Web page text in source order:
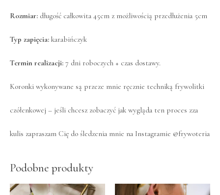
Rozmiar: długość całkowita 45cm z możliwością przedłużenia 5cm
Typ zapięcia: karabińczyk
Termin realizacji: 7 dni roboczych + czas dostawy.
Koronki wykonywane są przeze mnie ręcznie techniką frywolitki
czółenkowej – jeśli chcesz zobaczyć jak wygląda ten proces zza
kulis zapraszam Cię do śledzenia mnie na Instagramie @frywoteria
Podobne produkty